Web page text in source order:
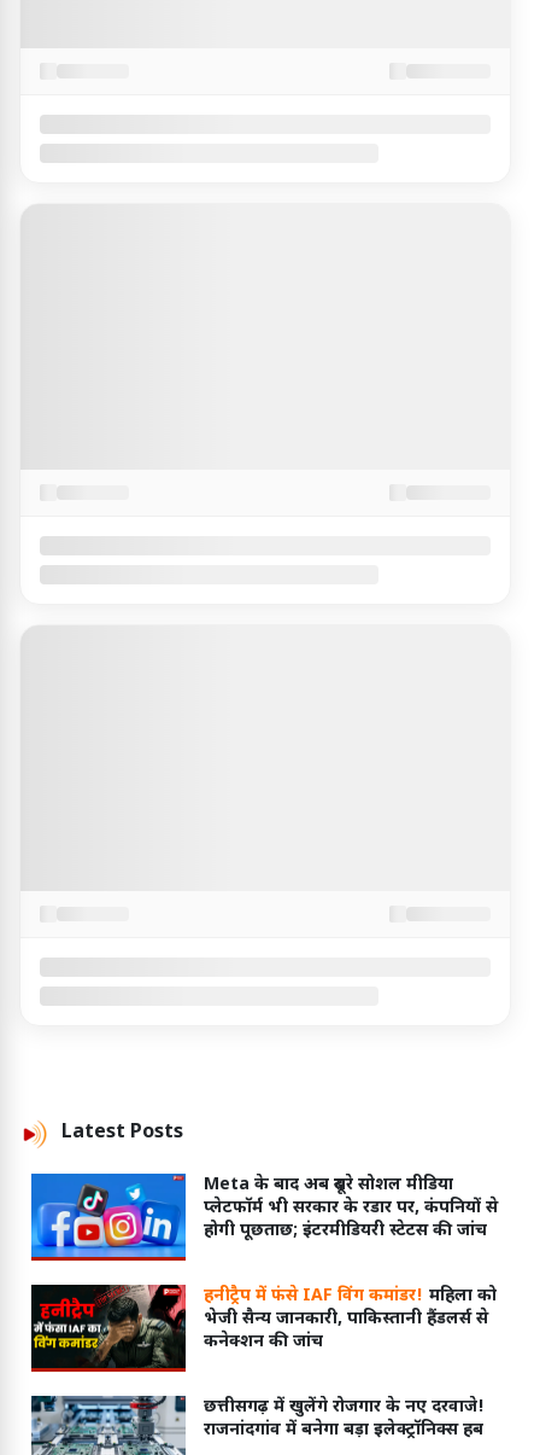
Latest Posts
Meta के बाद अब दूसरे सोशल मीडिया
प्लेटफॉर्म भी सरकार के रडार पर, कंपनियों से
होगी पूछताछ; इंटरमीडियरी स्टेटस की जांच
हनीट्रैप में फंसे IAF विंग कमांडर! महिला को
भेजी सैन्य जानकारी, पाकिस्तानी हैंडलर्स से
कनेक्शन की जांच
छत्तीसगढ़ में खुलेंगे रोजगार के नए दरवाजे!
राजनांदगांव में बनेगा बड़ा इलेक्ट्रॉनिक्स हब